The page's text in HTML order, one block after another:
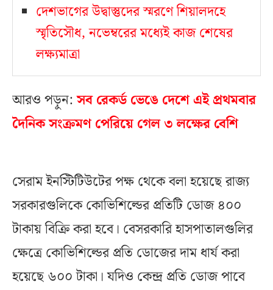
দেশভাগের উদ্বাস্তুদের স্মরণে শিয়ালদহে
স্মৃতিসৌধ, নভেম্বরের মধ্যেই কাজ শেষের
লক্ষ্যমাত্রা
আরও পড়ুন:সব রেকর্ড ভেঙে দেশে এই প্রথমবার
দৈনিক সংক্রমণ পেরিয়ে গেল ৩ লক্ষের বেশি
সেরাম ইনস্টিটিউটের পক্ষ থেকে বলা হয়েছে রাজ্য
সরকারগুলিকে কোভিশিল্ডের প্রতিটি ডোজ ৪০০
টাকায় বিক্রি করা হবে। বেসরকারি হাসপাতালগুলির
ক্ষেত্রে কোভিশিল্ডের প্রতি ডোজের দাম ধার্য করা
হয়েছে ৬০০ টাকা। যদিও কেন্দ্র প্রতি ডোজ পাবে